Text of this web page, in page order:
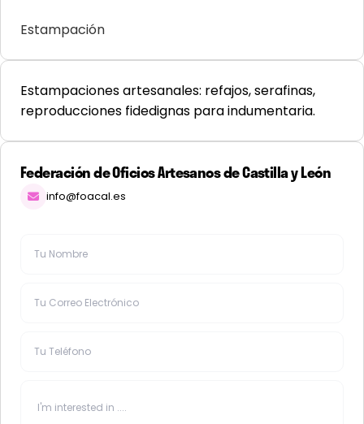
Estampación
Estampaciones artesanales: refajos, serafinas,
reproducciones fidedignas para indumentaria.
Federación de Oficios Artesanos de Castilla y León
info@foacal.es